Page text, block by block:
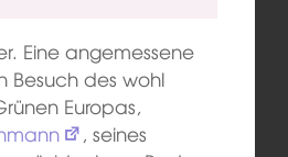
Eine angemessene
Besuch des wohl
Europas,
, seines